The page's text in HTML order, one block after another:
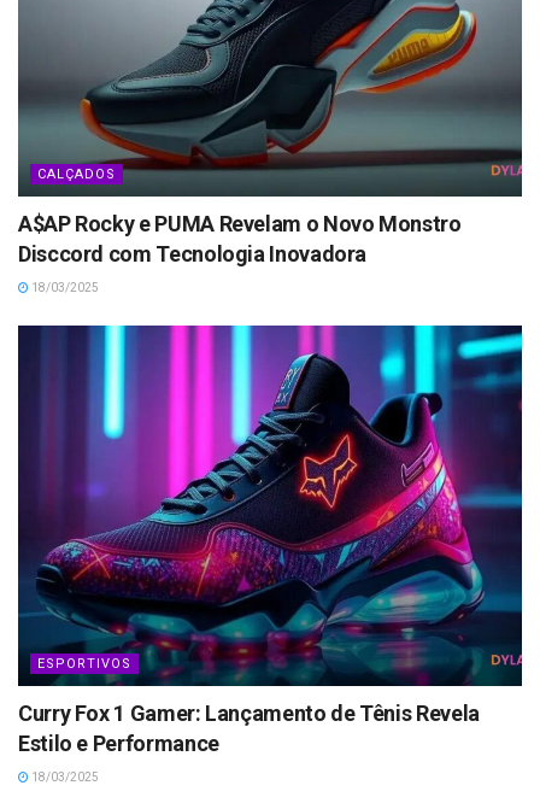
CALÇADOS
A$AP Rocky e PUMA Revelam o Novo Monstro
Disccord com Tecnologia Inovadora
18/03/2025
ESPORTIVOS
Curry Fox 1 Gamer: Lançamento de Tênis Revela
Estilo e Performance
18/03/2025